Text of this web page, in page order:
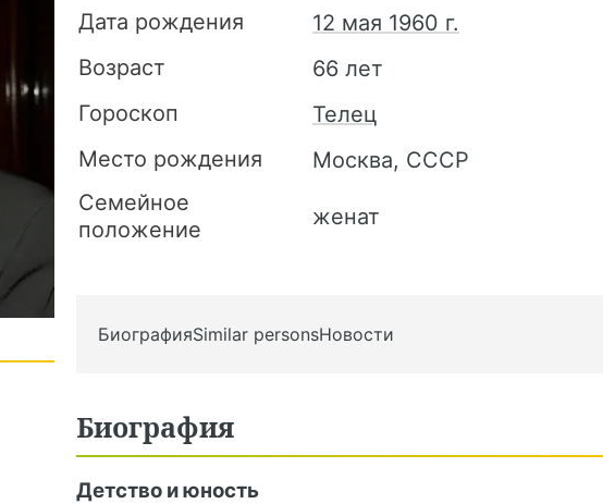
Дата рождения
12 мая 1960 г.
Возраст
66 лет
Гороскоп
Телец
Место рождения
Москва, СССР
Семейное
положение
женат
БиографияSimilar personsНовости
Биография
Детство и юность